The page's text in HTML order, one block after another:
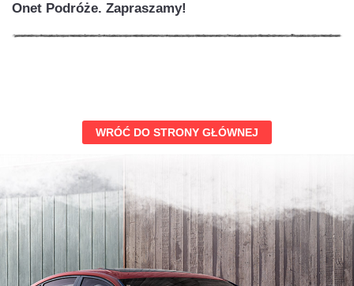
Onet Podróże. Zapraszamy!
WRÓĆ DO STRONY GŁÓWNEJ